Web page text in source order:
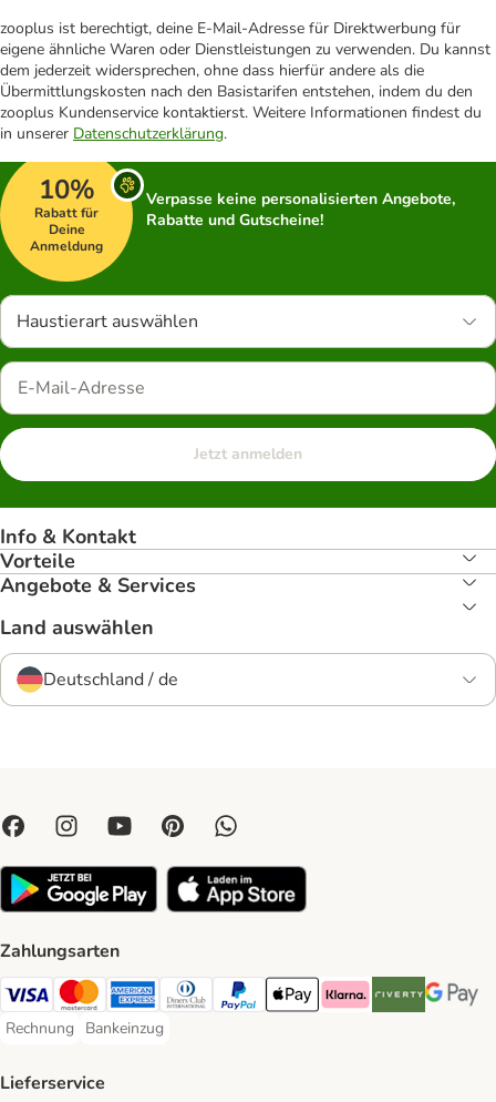
zooplus ist berechtigt, deine E-Mail-Adresse für Direktwerbung für
eigene ähnliche Waren oder Dienstleistungen zu verwenden. Du kannst
dem jederzeit widersprechen, ohne dass hierfür andere als die
Übermittlungskosten nach den Basistarifen entstehen, indem du den
zooplus Kundenservice kontaktierst. Weitere Informationen findest du
in unserer Datenschutzerklärung.
10%
Rabatt für
Deine
Anmeldung
Verpasse keine personalisierten Angebote,
Rabatte und Gutscheine!
Haustierart auswählen
Jetzt anmelden
Info & Kontakt
Vorteile
Angebote & Services
Land auswählen
Deutschland / de
Zahlungsarten
Visa Payment Method
Mastercard Payment Method
American Express Payment Method
Diners Club Payment Method
PayPal Payment Method
Apple Pay Payment Method
Klarna Payment Method
Riverty Payment
Google
Rechnung
Rechnung Payment Method
Bankeinzug
Bankeinzug Payment Method
Lieferservice